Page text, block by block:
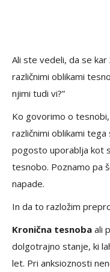
Ali ste vedeli, da se
različnimi oblikami
njimi tudi vi?”
Ko govorimo o
različnimi oblikami tega
pogosto uporablja kot
tesnobo. Poznamo pa
napade.
In da to razložim
Kronična tesnoba ali
dolgotrajno stanje, ki
let. Pri anksioznosti